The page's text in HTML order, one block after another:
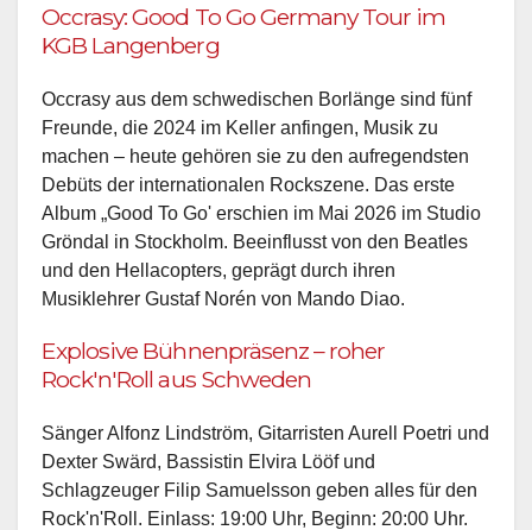
Occrasy: Good To Go Germany Tour im
KGB Langenberg
Occrasy aus dem schwedischen Borlänge sind fünf
Freunde, die 2024 im Keller anfingen, Musik zu
machen – heute gehören sie zu den aufregendsten
Debüts der internationalen Rockszene. Das erste
Album „Good To Go' erschien im Mai 2026 im Studio
Gröndal in Stockholm. Beeinflusst von den Beatles
und den Hellacopters, geprägt durch ihren
Musiklehrer Gustaf Norén von Mando Diao.
Explosive Bühnenpräsenz – roher
Rock'n'Roll aus Schweden
Sänger Alfonz Lindström, Gitarristen Aurell Poetri und
Dexter Swärd, Bassistin Elvira Lööf und
Schlagzeuger Filip Samuelsson geben alles für den
Rock'n'Roll. Einlass: 19:00 Uhr, Beginn: 20:00 Uhr.